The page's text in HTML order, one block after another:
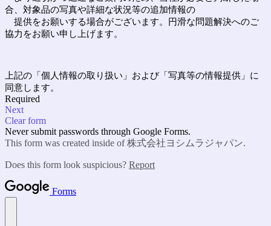
合、対象品の写真や詳細な状況等の追加情報の
提供をお願いする場合がございます。円滑な問題解決へのご
協力をお願い申し上げます。
上記の「個人情報の取り扱い」および「写真等の情報提供」に
同意します。
Required
Next
Clear form
Never submit passwords through Google Forms.
This form was created inside of 株式会社ヨシムラジャパン.
Does this form look suspicious? Report
Forms